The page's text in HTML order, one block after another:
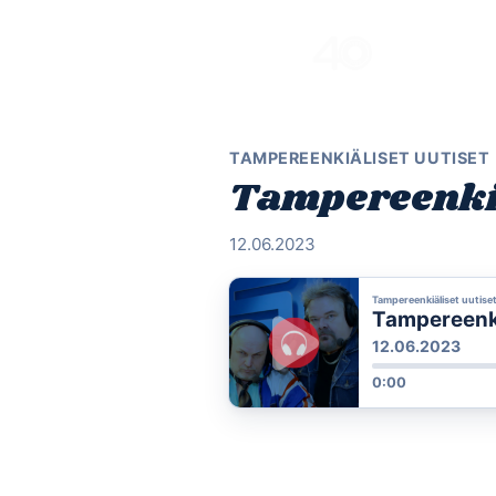
TAMPEREENKIÄLISET UUTISET
12.06.2023
Tampereenkiäliset uutiset
12.06.2023
0:00